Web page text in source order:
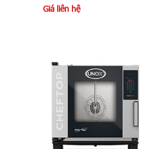
Giá liên hệ